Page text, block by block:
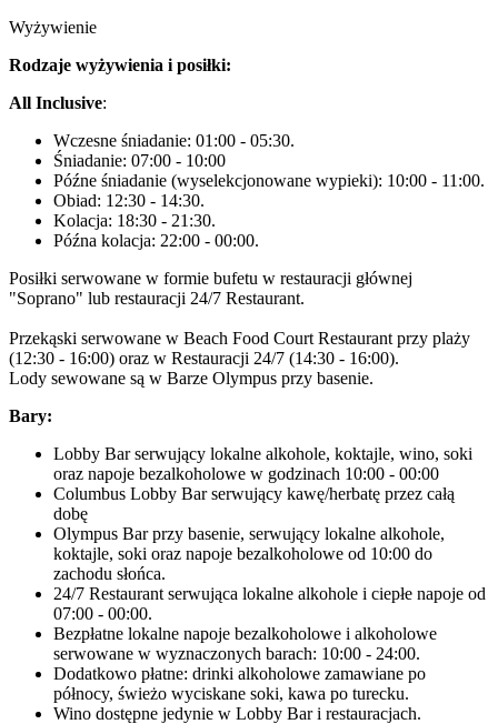
Wyżywienie
Rodzaje wyżywienia i posiłki:
All Inclusive:
Wczesne śniadanie: 01:00 - 05:30.
Śniadanie: 07:00 - 10:00
Późne śniadanie (wyselekcjonowane wypieki): 10:00 - 11:00.
Obiad: 12:30 - 14:30.
Kolacja: 18:30 - 21:30.
Późna kolacja: 22:00 - 00:00.
Posiłki serwowane w formie bufetu w restauracji głównej
"Soprano" lub restauracji 24/7 Restaurant.
Przekąski serwowane w Beach Food Court Restaurant przy plaży
(12:30 - 16:00) oraz w Restauracji 24/7 (14:30 - 16:00).
Lody sewowane są w Barze Olympus przy basenie.
Bary:
Lobby Bar serwujący lokalne alkohole, koktajle, wino, soki
oraz napoje bezalkoholowe w godzinach 10:00 - 00:00
Columbus Lobby Bar serwujący kawę/herbatę przez całą
dobę
Olympus Bar przy basenie, serwujący lokalne alkohole,
koktajle, soki oraz napoje bezalkoholowe od 10:00 do
zachodu słońca.
24/7 Restaurant serwująca lokalne alkohole i ciepłe napoje od
07:00 - 00:00.
Bezpłatne lokalne napoje bezalkoholowe i alkoholowe
serwowane w wyznaczonych barach: 10:00 - 24:00.
Dodatkowo płatne: drinki alkoholowe zamawiane po
północy, świeżo wyciskane soki, kawa po turecku.
Wino dostępne jedynie w Lobby Bar i restauracjach.